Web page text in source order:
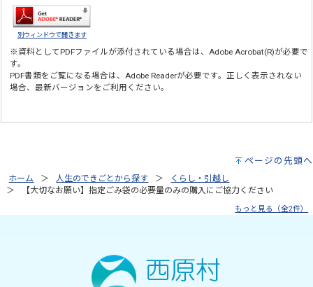
別ウィンドウで開きます
※資料としてPDFファイルが添付されている場合は、Adobe Acrobat(R)が必要で
す。
PDF書類をご覧になる場合は、Adobe Readerが必要です。正しく表示されない
場合、最新バージョンをご利用ください。
ページの先頭へ
ホーム 人生のできごとから探す
くらし・引越し
【大切なお願い】指定ごみ袋の必要量のみの購入にご協力ください
もっと見る（全2件）